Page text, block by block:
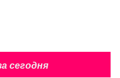
сегодня